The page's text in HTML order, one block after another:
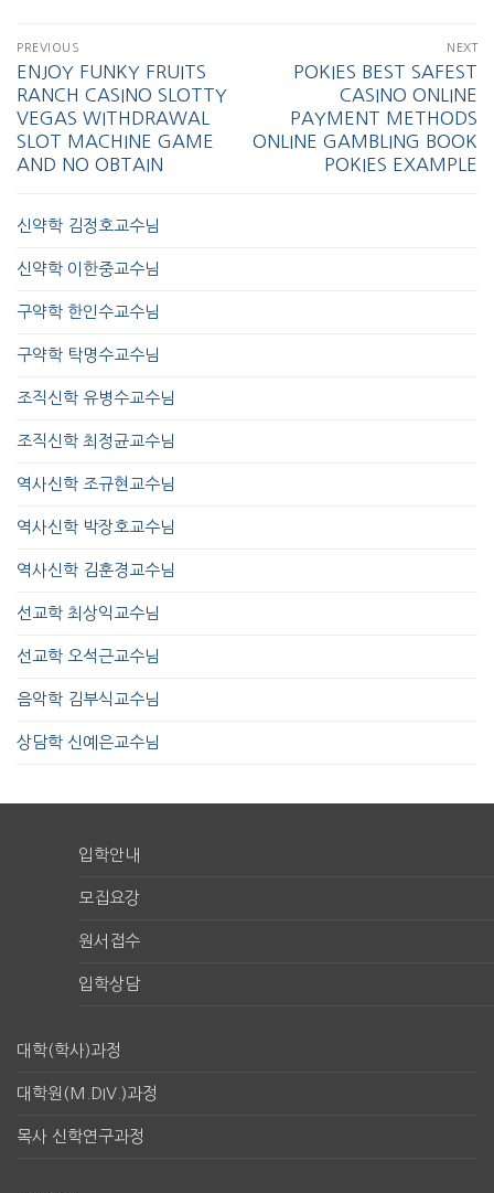
PREVIOUS
ENJOY FUNKY FRUITS
RANCH CASINO SLOTTY
VEGAS WITHDRAWAL
SLOT MACHINE GAME
AND NO OBTAIN
NEXT
POKIES BEST SAFEST
CASINO ONLINE
PAYMENT METHODS
ONLINE GAMBLING BOOK
POKIES EXAMPLE
신약학 김정호교수님
신약학 이한중교수님
구약학 한인수교수님
구약학 탁명수교수님
조직신학 유병수교수님
조직신학 최정균교수님
역사신학 조규현교수님
역사신학 박장호교수님
역사신학 김훈경교수님
선교학 최상익교수님
선교학 오석근교수님
음악학 김부식교수님
상담학 신예은교수님
입학안내
모집요강
원서접수
입학상담
대학(학사)과정
대학원(M.DIV.)과정
목사 신학연구과정